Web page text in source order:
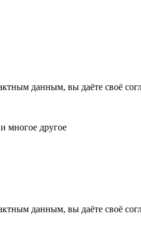
данным, вы даёте своё
многое другое
данным, вы даёте своё